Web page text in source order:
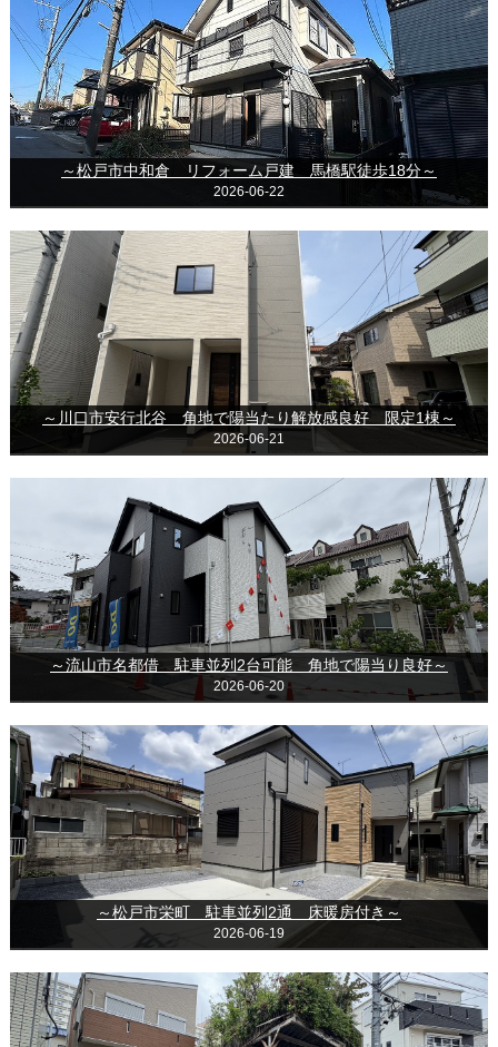
～松戸市中和倉 リフォーム戸建 馬橋駅徒歩18分～
2026-06-22
～川口市安行北谷 角地で陽当たり解放感良好 限定1棟～
2026-06-21
～流山市名都借 駐車並列2台可能 角地で陽当り良好～
2026-06-20
～松戸市栄町 駐車並列2通 床暖房付き～
2026-06-19